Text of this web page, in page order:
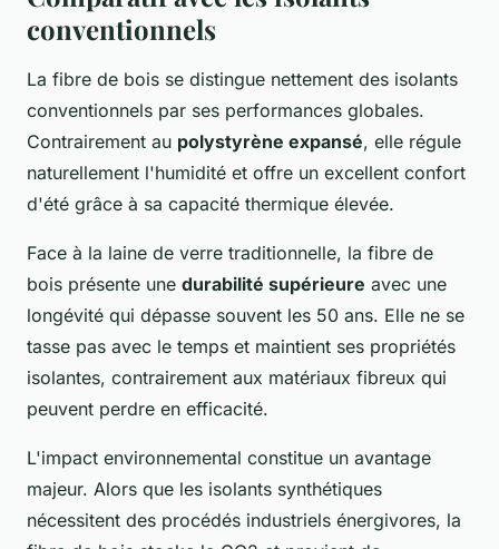
conventionnels
La fibre de bois se distingue nettement des isolants
conventionnels par ses performances globales.
Contrairement au polystyrène expansé, elle régule
naturellement l'humidité et offre un excellent confort
d'été grâce à sa capacité thermique élevée.
Face à la laine de verre traditionnelle, la fibre de
bois présente une durabilité supérieure avec une
longévité qui dépasse souvent les 50 ans. Elle ne se
tasse pas avec le temps et maintient ses propriétés
isolantes, contrairement aux matériaux fibreux qui
peuvent perdre en efficacité.
L'impact environnemental constitue un avantage
majeur. Alors que les isolants synthétiques
nécessitent des procédés industriels énergivores, la